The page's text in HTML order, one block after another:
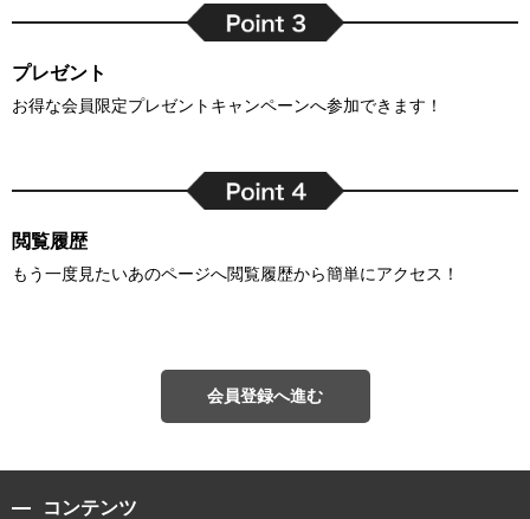
プレゼント
お得な会員限定プレゼントキャンペーンへ参加できます！
閲覧履歴
もう一度見たいあのページへ閲覧履歴から簡単にアクセス！
会員登録へ進む
コンテンツ